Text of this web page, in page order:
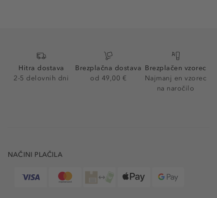
Hitra dostava
2-5 delovnih dni
Brezplačna dostava
od 49,00 €
Brezplačen vzorec
Najmanj en vzorec
na naročilo
NAČINI PLAČILA